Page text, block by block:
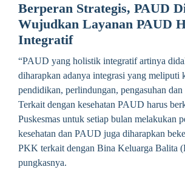
Berperan Strategis, PAUD
Wujudkan Layanan PAUD
Integratif
“PAUD yang holistik integratif artinya
diharapkan adanya integrasi yang meliputi
pendidikan, perlindungan, pengasuhan dan
Terkait dengan kesehatan PAUD harus
Puskesmas untuk setiap bulan melakukan
kesehatan dan PAUD juga diharapkan
PKK terkait dengan Bina Keluarga Balita
pungkasnya.